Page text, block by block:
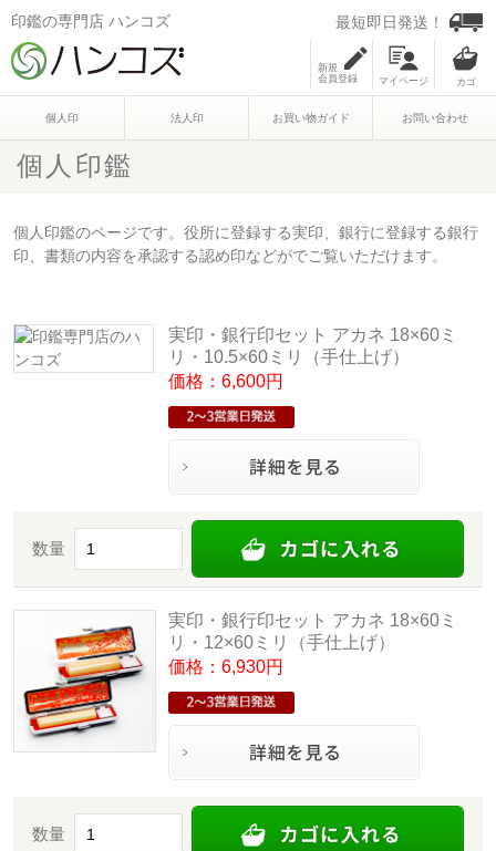
印鑑の専門店 ハンコズ 最短即日発送！
新規
会員登録
マイページ
個人印 法人印 お買い物ガイド お問い合わせ
個人印鑑
個人印鑑のページです。役所に登録する実印、銀行に登録する銀行
印、書類の内容を承認する認め印などがでご覧いただけます。
実印・銀行印セット アカネ 18×60ミ
リ・10.5×60ミリ（手仕上げ）
価格：6,600円
数量
実印・銀行印セット アカネ 18×60ミ
リ・12×60ミリ（手仕上げ）
価格：6,930円
数量